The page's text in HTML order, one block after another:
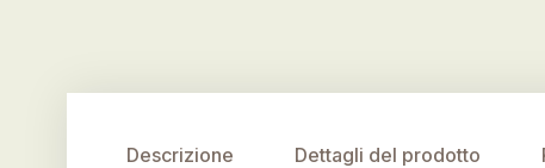
Descrizione Dettagli del prodotto